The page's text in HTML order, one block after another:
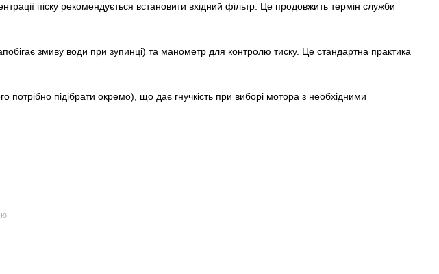
піску рекомендується встановити вхідний фільтр. Це продовжить термін служби
змиву води при зупинці) та манометр для контролю тиску. Це стандартна практика
потрібно підібрати окремо), що дає гнучкість при виборі мотора з необхідними